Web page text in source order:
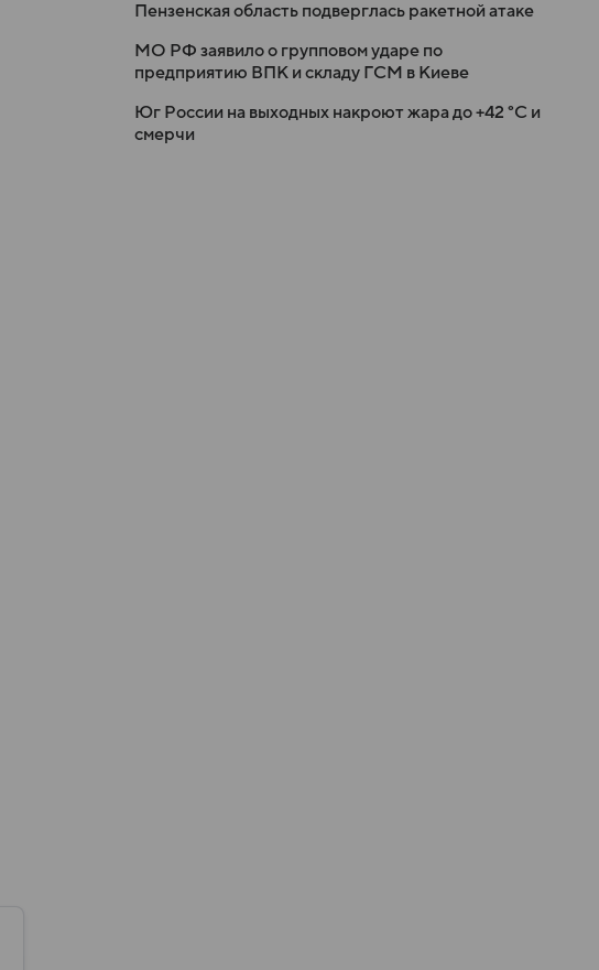
Пензенская область подверглась ракетной атаке
МО РФ заявило о групповом ударе по
предприятию ВПК и складу ГСМ в Киеве
Юг России на выходных накроют жара до +42 °C и
смерчи